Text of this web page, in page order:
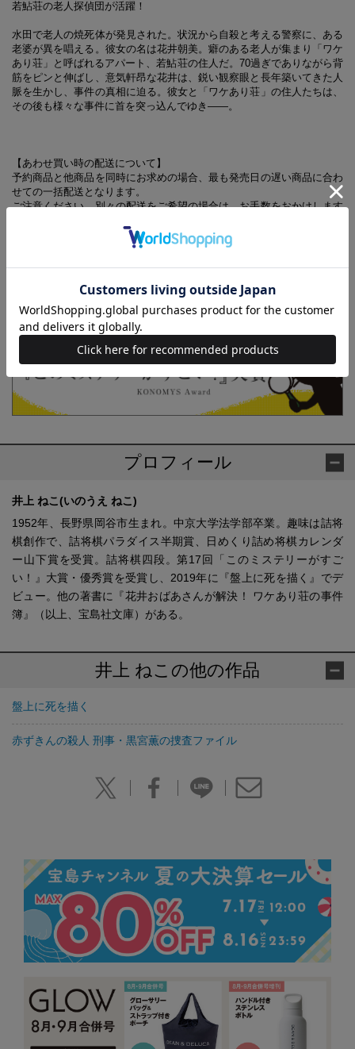
若鮎荘の老人探偵団が活躍！
水田で老人の焼死体が発見された。状況から自殺と考える警察に、ある
老婆が異を唱える。彼女の名は花井朝美。癖のある老人が集まり「ワケ
あり荘」と呼ばれるアパート、若鮎荘の住人だ。70過ぎでありながら背
筋をピンと伸ばし、意気軒昂な花井は、鋭い観察眼と長年築いてきた人
脈を生かし、事件の真相に迫る。彼女と「ワケあり荘」の住人たちは、
その後も様々な事件に首を突っ込んでゆき――。
【あわせ買い時の配送について】
予約商品と他商品を同時にお求めの場合、最も発売日の遅い商品に合わ
せての一括配送となります。
ご注意ください。別々の配送をご希望の場合は、お手数をおかけします
／楽天ブックス／セブンネットショッピング
プロフィール
井上 ねこ(いのうえ ねこ)
1952年、長野県岡谷市生まれ。中京大学法学部卒業。趣味は詰将
棋創作で、詰将棋パラダイス半期賞、日めくり詰め将棋カレンダ
ー山下賞を受賞。詰将棋四段。第17回「このミステリーがすご
い！』大賞・優秀賞を受賞し、2019年に『盤上に死を描く』でデ
ビュー。他の著書に『花井おばあさんが解決！ ワケあり荘の事件
簿』（以上、宝島社文庫）がある。
井上 ねこの他の作品
盤上に死を描く
赤ずきんの殺人 刑事・黒宮薫の捜査ファイル